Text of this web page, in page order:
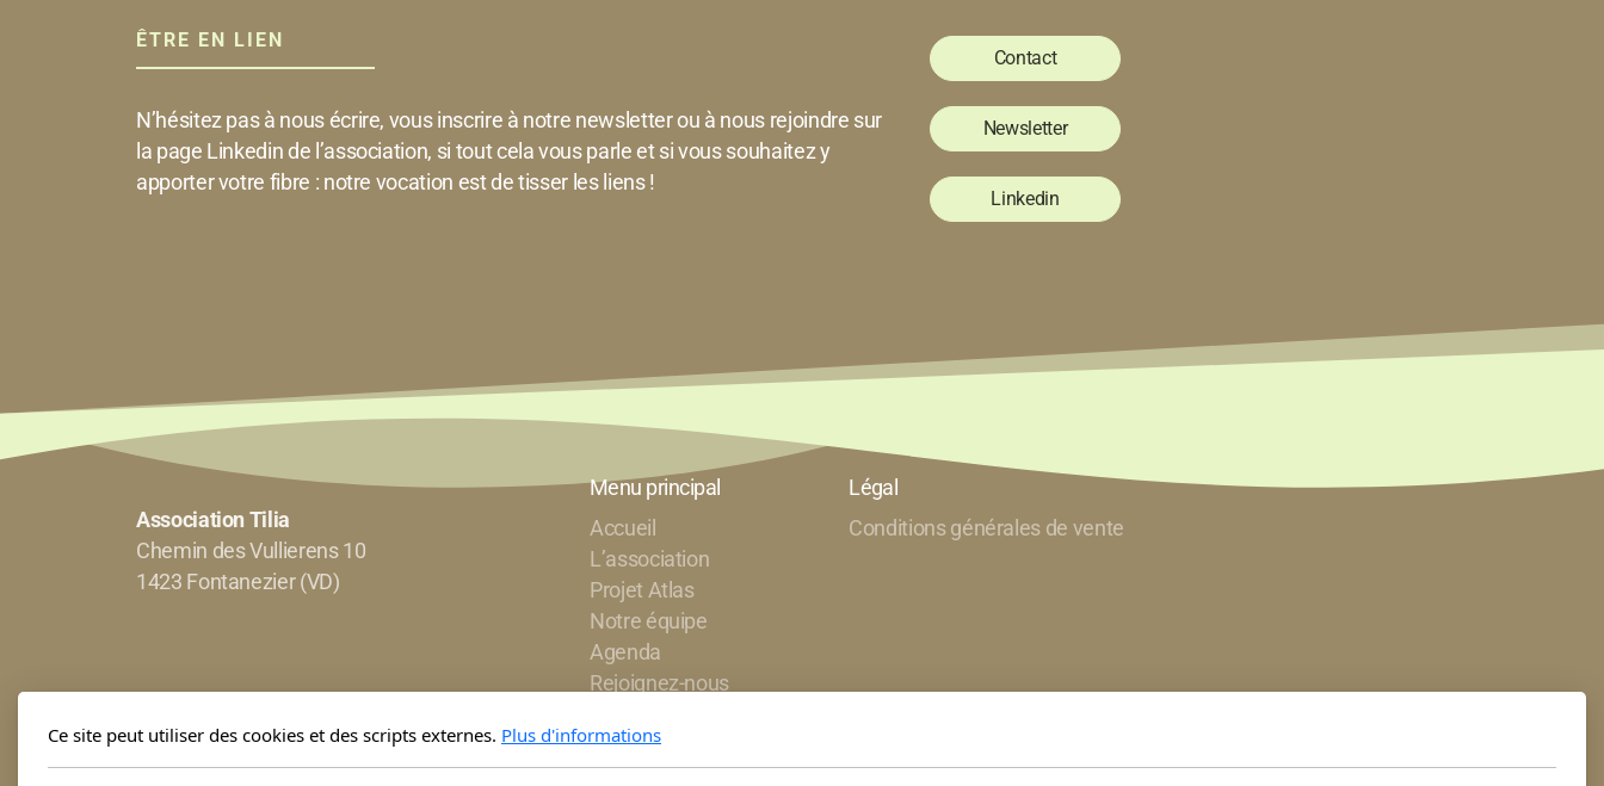
ÊTRE EN LIEN
N’hésitez pas à nous écrire, vous inscrire à notre newsletter ou à nous rejoindre sur
la page Linkedin de l’association, si tout cela vous parle et si vous souhaitez y
apporter votre fibre : notre vocation est de tisser les liens !
Contact
Newsletter
Linkedin
Association Tilia
Chemin des Vullierens 10
1423 Fontanezier (VD)
Menu principal
Accueil
L’association
Projet Atlas
Notre équipe
Agenda
Rejoignez-nous
Contact
Légal
Conditions générales de vente
Ce site peut utiliser des cookies et des scripts externes. Plus d'informations